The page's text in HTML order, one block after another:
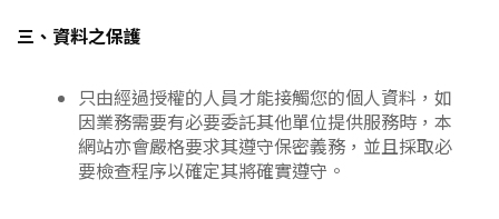
三、資料之保護
只由經過授權的人員才能接觸您的個人資料，如
因業務需要有必要委託其他單位提供服務時，本
網站亦會嚴格要求其遵守保密義務，並且採取必
要檢查程序以確定其將確實遵守。